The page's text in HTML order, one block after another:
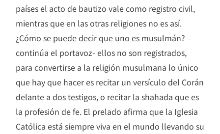
países el acto de bautizo vale como registro civil,
mientras que en las otras religiones no es así.
¿Cómo se puede decir que uno es musulmán? –
continúa el portavoz- ellos no son registrados,
para convertirse a la religión musulmana lo único
que hay que hacer es recitar un versículo del Corán
delante a dos testigos, o recitar la shahada que es
la profesión de fe. El prelado afirma que la Iglesia
Católica está siempre viva en el mundo llevando su